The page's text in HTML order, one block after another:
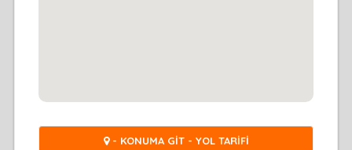
- KONUMA GİT - YOL TARİFİ